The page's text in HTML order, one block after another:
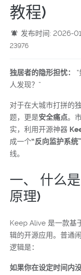
教程)
发布时间: 2026-
23976
独居者的隐形担忧：
人发现？”
对于在大城市打拼的
题，更是安全痛点。
实，利用开源神器
成一个“反向监护系统”
线。
一、 什么
原理)
Keep Alive 是一款基
辑的开源应用。普通
逻辑是：
如果你在设定时间内